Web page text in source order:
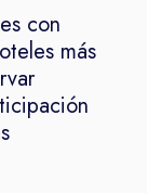
con
más